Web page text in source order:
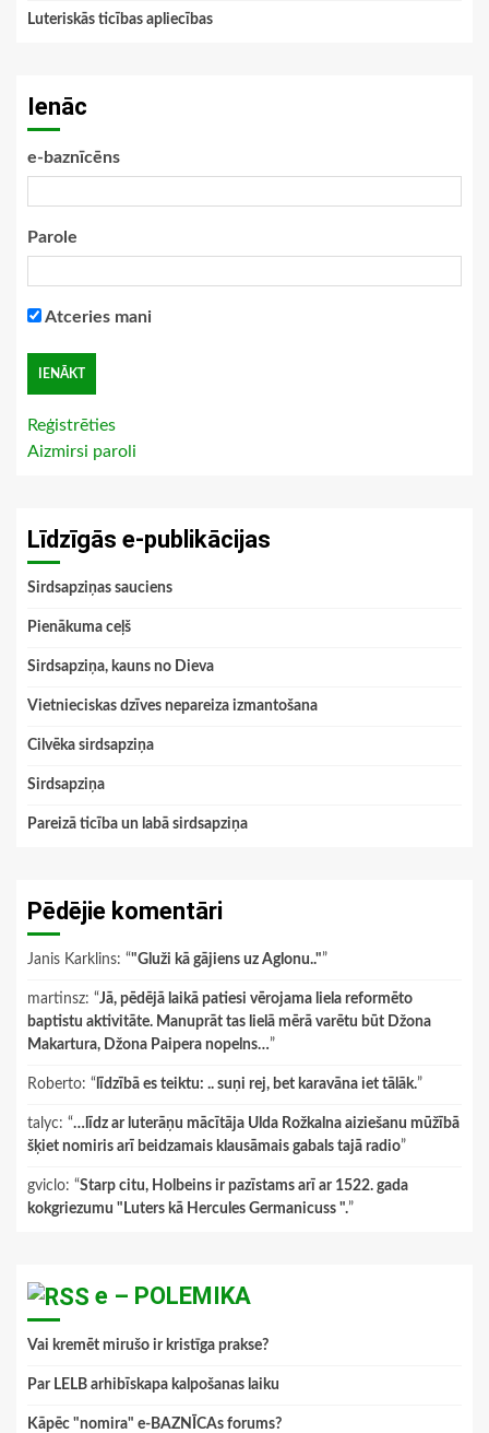
Luteriskās ticības apliecības
Ienāc
e-baznīcēns
Parole
Atceries mani
Reģistrēties
Aizmirsi paroli
Līdzīgās e-publikācijas
Sirdsapziņas sauciens
Pienākuma ceļš
Sirdsapziņa, kauns no Dieva
Vietnieciskas dzīves nepareiza izmantošana
Cilvēka sirdsapziņa
Sirdsapziņa
Pareizā ticība un labā sirdsapziņa
Pēdējie komentāri
Janis Karklins: “"Gluži kā gājiens uz Aglonu.."”
martinsz: “Jā, pēdējā laikā patiesi vērojama liela reformēto
baptistu aktivitāte. Manuprāt tas lielā mērā varētu būt Džona
Makartura, Džona Paipera nopelns…”
Roberto: “ līdzībā es teiktu: .. suņi rej, bet karavāna iet tālāk.”
talyc: “…līdz ar luterāņu mācītāja Ulda Rožkalna aiziešanu mūžībā
šķiet nomiris arī beidzamais klausāmais gabals tajā radio”
gviclo: “Starp citu, Holbeins ir pazīstams arī ar 1522. gada
kokgriezumu "Luters kā Hercules Germanicuss ".”
e – POLEMIKA
Vai kremēt mirušo ir kristīga prakse?
Par LELB arhibīskapa kalpošanas laiku
Kāpēc "nomira" e-BAZNĪCAs forums?